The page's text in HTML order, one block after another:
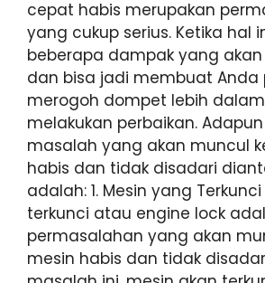
cepat habis merupakan
yang cukup serius. Ketika hal
beberapa dampak yang
dan bisa jadi membuat Anda
merogoh dompet lebih
melakukan perbaikan.
masalah yang akan muncul
habis dan tidak disadari
adalah: 1. Mesin yang
terkunci atau engine lock
permasalahan yang akan
mesin habis dan tidak